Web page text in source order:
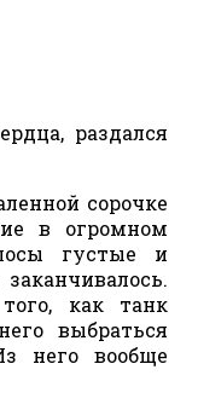
раздался
сорочке
в огромном
густые и
как танк
выбраться
него вообще